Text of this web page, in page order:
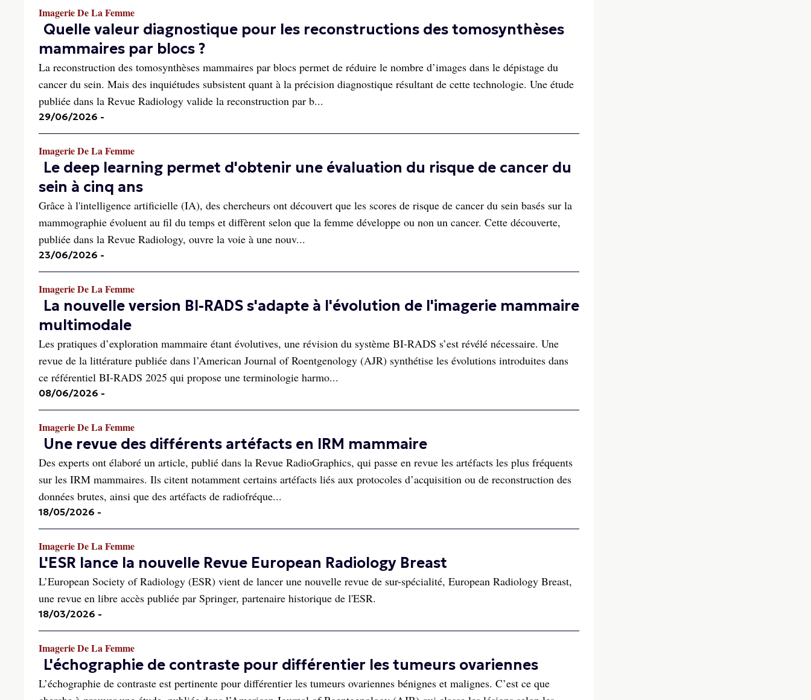
Imagerie De La Femme
Quelle valeur diagnostique pour les reconstructions des tomosynthèses
mammaires par blocs ?
La reconstruction des tomosynthèses mammaires par blocs permet de réduire le nombre d’images dans le dépistage du
cancer du sein. Mais des inquiétudes subsistent quant à la précision diagnostique résultant de cette technologie. Une étude
publiée dans la Revue Radiology valide la reconstruction par b...
29/06/2026 -
Imagerie De La Femme
Le deep learning permet d'obtenir une évaluation du risque de cancer du
sein à cinq ans
Grâce à l'intelligence artificielle (IA), des chercheurs ont découvert que les scores de risque de cancer du sein basés sur la
mammographie évoluent au fil du temps et diffèrent selon que la femme développe ou non un cancer. Cette découverte,
publiée dans la Revue Radiology, ouvre la voie à une nouv...
23/06/2026 -
Imagerie De La Femme
La nouvelle version BI-RADS s'adapte à l'évolution de l'imagerie mammaire
multimodale
Les pratiques d’exploration mammaire étant évolutives, une révision du système BI-RADS s’est révélé nécessaire. Une
revue de la littérature publiée dans l’American Journal of Roentgenology (AJR) synthétise les évolutions introduites dans
ce référentiel BI-RADS 2025 qui propose une terminologie harmo...
08/06/2026 -
Imagerie De La Femme
Une revue des différents artéfacts en IRM mammaire
Des experts ont élaboré un article, publié dans la Revue RadioGraphics, qui passe en revue les artéfacts les plus fréquents
sur les IRM mammaires. Ils citent notamment certains artéfacts liés aux protocoles d’acquisition ou de reconstruction des
données brutes, ainsi que des artéfacts de radiofréque...
18/05/2026 -
Imagerie De La Femme
L'ESR lance la nouvelle Revue European Radiology Breast
L’European Society of Radiology (ESR) vient de lancer une nouvelle revue de sur-spécialité, European Radiology Breast,
une revue en libre accès publiée par Springer, partenaire historique de l'ESR.
18/03/2026 -
Imagerie De La Femme
L'échographie de contraste pour différentier les tumeurs ovariennes
L’échographie de contraste est pertinente pour différentier les tumeurs ovariennes bénignes et malignes. C’est ce que